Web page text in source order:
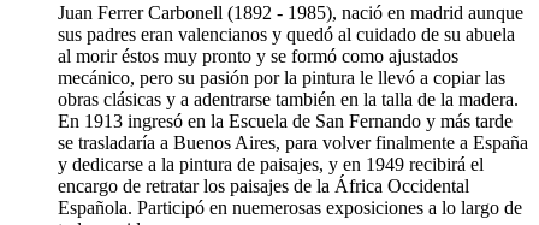
Juan Ferrer Carbonell (1892 - 1985), nació en madrid aunque
sus padres eran valencianos y quedó al cuidado de su abuela
al morir éstos muy pronto y se formó como ajustados
mecánico, pero su pasión por la pintura le llevó a copiar las
obras clásicas y a adentrarse también en la talla de la madera.
En 1913 ingresó en la Escuela de San Fernando y más tarde
se trasladaría a Buenos Aires, para volver finalmente a España
y dedicarse a la pintura de paisajes, y en 1949 recibirá el
encargo de retratar los paisajes de la África Occidental
Española. Participó en nuemerosas exposiciones a lo largo de